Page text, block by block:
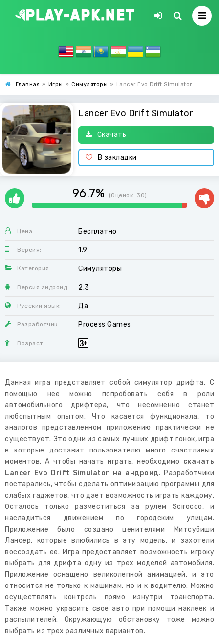
Главная » Игры » Симуляторы » Lancer Evo Drift Simulator
Lancer Evo Drift Simulator
Скачать
В закладки
96.7% (Оценок: 30)
Цена: Бесплатно
Версия: 1.9
Категория: Симуляторы
Версия андроид: 2.3
Русский язык: Да
Разработчик: Process Games
Возраст:
Данная игра представляет собой симулятор дрифта. С
помощью нее можно попробовать себя в роли
автомобильного дрифтера, что несомненно станет
любопытным опытом. Что касается функционала, то
аналогов представленном приложению практически не
существует. Это одни из самых лучших дрифт гонок, игра
в которые доставит пользователю много счастливых
моментов. А чтобы начать играть, необходимо скачать
Lancer Evo Drift Simulator на андроид. Разработчики
постарались, чтобы сделать оптимизацию программы для
слабых гаджетов, что дает возможность играть каждому.
Осталось только разместиться за рулем Scirocco, и
насладиться движением по городским улицам.
Приложение было создано ценителями Митсубиши
Лансер, которые влюбились в эту модель, и захотели
воссоздать ее. Игра предоставляет возможность игроку
выбрать для дрифта одну из трех моделей автомобиля.
Приложение оснащено великолепной анимацией, и это
относится не только к машинам, но и к водителю. Можно
осуществлять контроль прямо изнутри транспорта.
Также можно украсить свое авто при помощи наклеек и
распылителей. Окружающую обстановку тоже можно
выбрать из трех различных вариантов.